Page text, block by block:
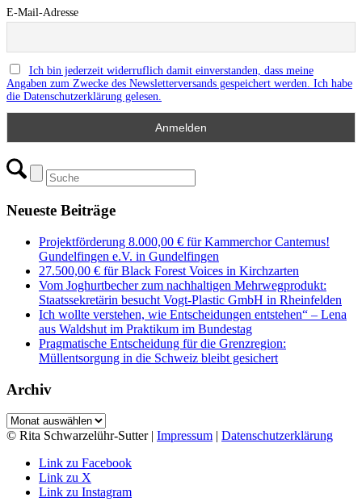
E-Mail-Adresse
Ich bin jederzeit widerruflich damit einverstanden, dass meine
Angaben zum Zwecke des Newsletterversands gespeichert werden. Ich habe
die Datenschutzerklärung gelesen.
Neueste Beiträge
Projektförderung 8.000,00 € für Kammerchor Cantemus!
Gundelfingen e.V. in Gundelfingen
27.500,00 € für Black Forest Voices in Kirchzarten
Vom Joghurtbecher zum nachhaltigen Mehrwegprodukt:
Staatssekretärin besucht Vogt-Plastic GmbH in Rheinfelden
Ich wollte verstehen, wie Entscheidungen entstehen“ – Lena
aus Waldshut im Praktikum im Bundestag
Pragmatische Entscheidung für die Grenzregion:
Müllentsorgung in die Schweiz bleibt gesichert
Archiv
Archiv
© Rita Schwarzelühr-Sutter | Impressum | Datenschutzerklärung
Link zu Facebook
Link zu X
Link zu Instagram